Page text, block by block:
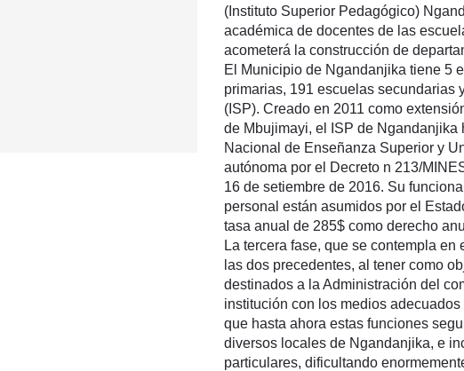
(Instituto Superior Pedagógico)
académica de docentes de las
acometerá la construcción de
El Municipio de Ngandanjika tiene 5
primarias, 191 escuelas secundarias
(ISP). Creado en 2011 como
de Mbujimayi, el ISP de
Nacional de Enseñanza Superior y
autónoma por el Decreto n 213/
16 de setiembre de 2016. Su
personal están asumidos por el
tasa anual de 285$ como derecho
La tercera fase, que se contempla
las dos precedentes, al tener como
destinados a la Administración del
institución con los medios
que hasta ahora estas funciones
diversos locales de Ngandanjika, e
particulares, dificultando